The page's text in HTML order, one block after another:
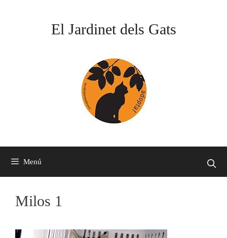
El Jardinet dels Gats
Menú
Milos 1